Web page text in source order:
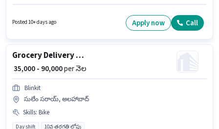
అభ్యర్థులు ఈ ఉద్యోగానికి అప్లై చేసుకోవచ్చు.
Posted 10+ days ago Apply now Call
Grocery Delivery Boy
₹ 35,000 - 90,000per నెల
Blinkit
సులేం సరాయ్, అలహాబాద్
Skills: Bike
Day shift 10వ తరగతి లోపు